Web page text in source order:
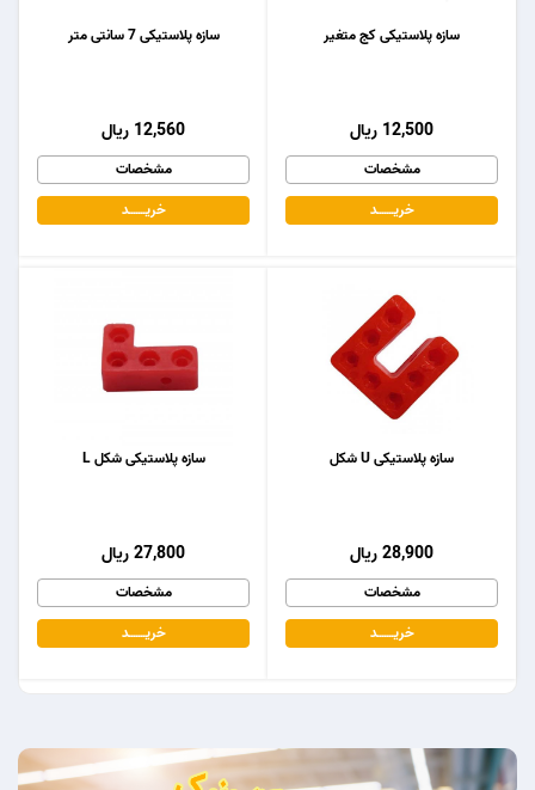
سازه پلاستیکی 7 سانتی متر
12,560 ریال
مشخصات
خریـــــــد
سازه پلاستیکی کج متغیر
12,500 ریال
مشخصات
خریـــــــد
سازه پلاستیکی شکل L
27,800 ریال
مشخصات
خریـــــــد
سازه پلاستیکی U شکل
28,900 ریال
مشخصات
خریـــــــد